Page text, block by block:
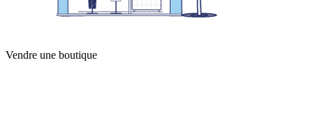
Vendre une boutique